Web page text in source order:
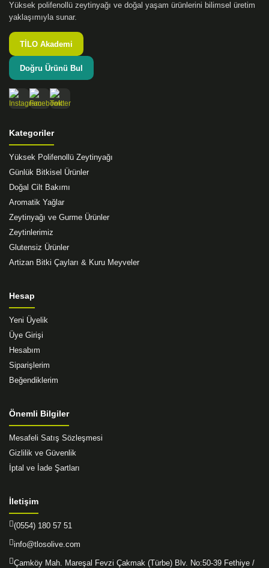
Yüksek polifenollü zeytinyağı ve doğal yaşam ürünlerini bilimsel üretim
yaklaşımıyla sunar.
TİLO Akademi
Doğru Ürünü Bul
Kategoriler
Yüksek Polifenollü Zeytinyağı
Günlük Bitkisel Ürünler
Doğal Cilt Bakımı
Aromatik Yağlar
Zeytinyağı ve Gurme Ürünler
Zeytinlerimiz
Glutensiz Ürünler
Artizan Bitki Çayları & Kuru Meyveler
Hesap
Yeni Üyelik
Üye Girişi
Hesabım
Siparişlerim
Beğendiklerim
Önemli Bilgiler
Mesafeli Satış Sözleşmesi
Gizlilik ve Güvenlik
İptal ve İade Şartları
İletişim
(0554) 180 57 51
info@tlosolive.com
Çamköy Mah. Mareşal Fevzi Çakmak (Türbe) Blv. No:50-39 Fethiye /